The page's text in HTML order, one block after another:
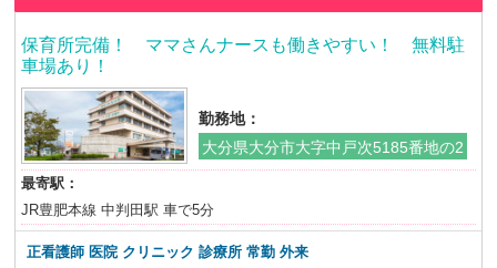
保育所完備！ ママさんナースも働きやすい！ 無料駐
車場あり！
勤務地：
大分県大分市大字中戸次5185番地の2
最寄駅：
JR豊肥本線 中判田駅 車で5分
正看護師 医院 クリニック 診療所 常勤 外来